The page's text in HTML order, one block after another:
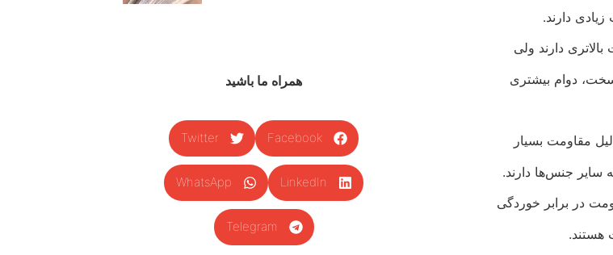
دارند.
بالاتری دارند ولی
دوام بیشتری
مقاومت بسیار
سایر جنس‌ها دارند.
در برابر خوردگی
هستند.
همراه ما باشید
Facebook
Twitter
LinkedIn
WhatsApp
Telegram